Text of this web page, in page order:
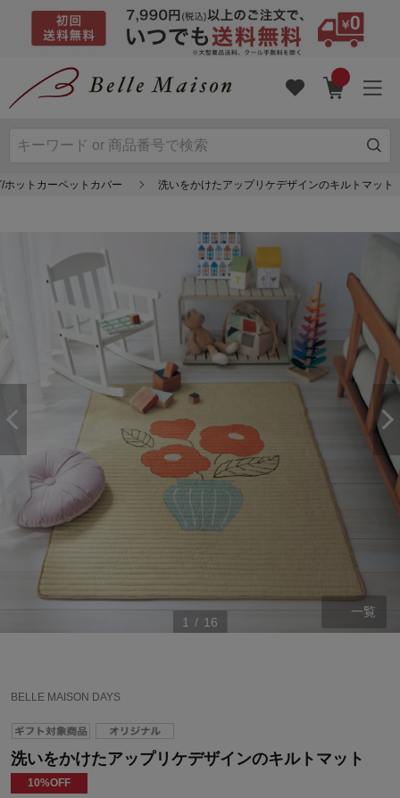
ホットカーペットカバー 洗いをかけたアップリケデザインのキルトマット
1 / 16
一覧
BELLE MAISON DAYS
洗いをかけたアップリケデザインのキルトマット
10%OFF